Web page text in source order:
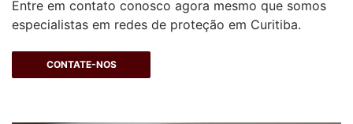
Entre em contato conosco agora mesmo que somos
especialistas em redes de proteção em Curitiba.
CONTATE-NOS